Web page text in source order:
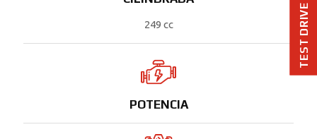
249 cc
POTENCIA
TEST DRIVE